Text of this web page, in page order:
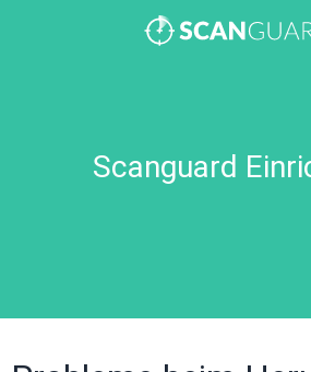
Scanguard